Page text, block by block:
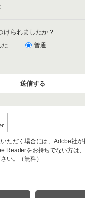
けられましたか？
た
普通
ただく場合には、Adobe社
Readerをお持ちでない方は
い。（無料）